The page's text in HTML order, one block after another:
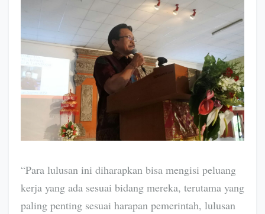
“Para lulusan ini diharapkan bisa mengisi peluang
kerja yang ada sesuai bidang mereka, terutama yang
paling penting sesuai harapan pemerintah, lulusan